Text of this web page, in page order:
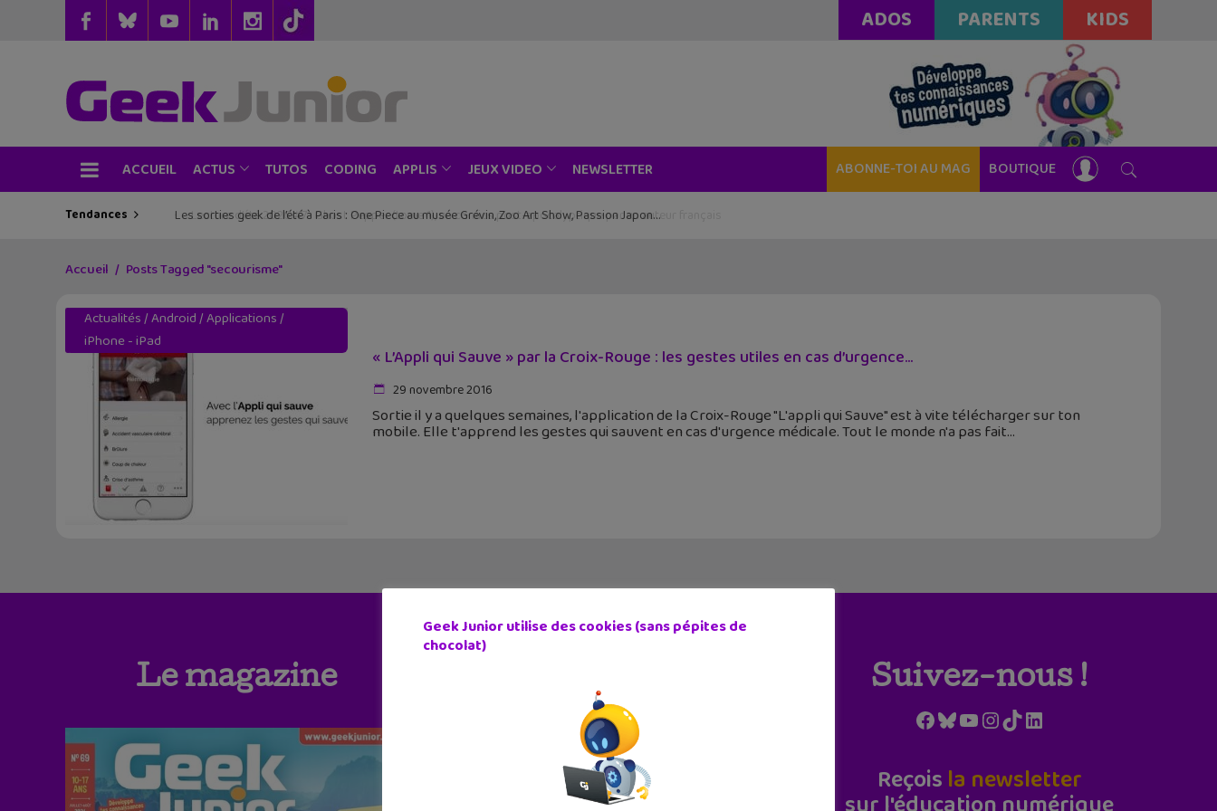
ADOS PARENTS KIDS
ACCUEIL ACTUS TUTOS CODING APPLIS JEUX VIDEO NEWSLETTER ABONNE-TOI AU MAG BOUTIQUE
Tendances Les sorties geek de l’été à Paris : One Piece au musée Grévin, Zoo Art Show, Passion Japon…
Accueil Posts Tagged "secourisme"
Actualités/Android/Applications/
iPhone - iPad
« L’Appli qui Sauve » par la Croix-Rouge : les gestes utiles en cas d’urgence...
29 novembre 2016
Sortie il y a quelques semaines, l'application de la Croix-Rouge "L'appli qui Sauve" est à vite télécharger sur ton
mobile. Elle t'apprend les gestes qui sauvent en cas d'urgence médicale. Tout le monde n'a pas fait
Le magazine Suivez-nous !
Facebook
Bluesky
YouTube
Instagram
TikTokLinkedIn
Reçois la newsletter
Geek Junior utilise des cookies (sans pépites de
chocolat)